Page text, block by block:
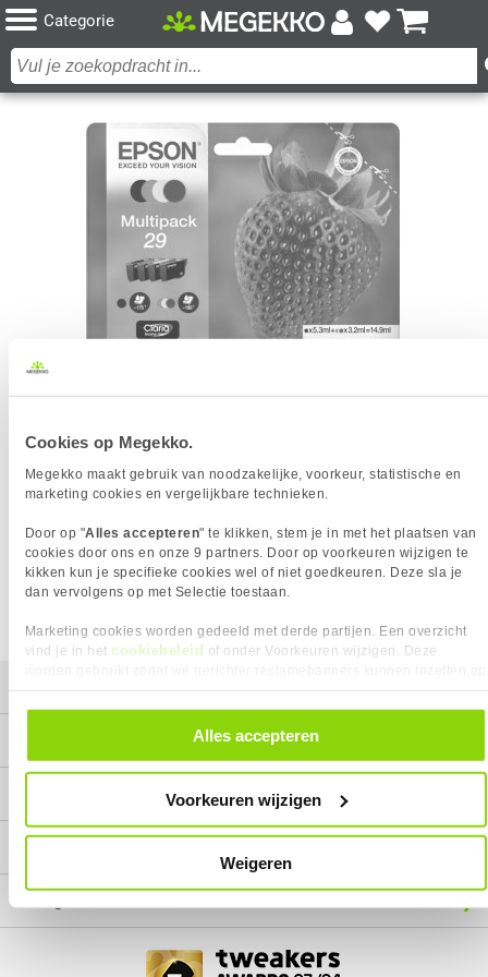
Cookies op Megekko.
Megekko maakt gebruik van noodzakelijke, voorkeur, statistische en
marketing cookies en vergelijkbare technieken.
Door op "Alles accepteren" te klikken, stem je in met het plaatsen van
cookies door ons en onze 9 partners. Door op voorkeuren wijzigen te
kikken kun je specifieke cookies wel of niet goedkeuren. Deze sla je
dan vervolgens op met Selectie toestaan.
Marketing cookies worden gedeeld met derde partijen. Een overzicht
vind je in het cookiebeleid of onder Voorkeuren wijzigen. Deze
alle cookies. Je kunt je gegeven toestemming altijd intrekken, dit doe je
door in de footer van onze website te klikken op ‘Cookievoorkeuren’
Alles accepteren
Voorkeuren wijzigen
Weigeren
Categorie
EPSON CLARIA HOME MULTIPACK 29 BK/C/M/Y T
Het product dat je zocht is helaas niet meer beschikbaar.
Wij doen ons uiterste best om al onze producten zo lang
mogelijk leverbaar te houden.
Helaas is dit product op dit
moment bij geen van onze leveranciers leverbaar.
We helpen je graag met een ander product uit de categorie